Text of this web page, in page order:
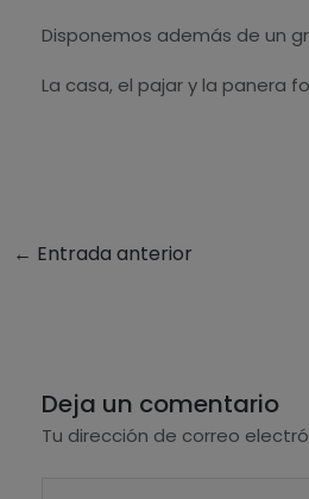
Disponemos además de un
La casa, el pajar y la panera
← Entrada anterior
Deja un comentario
Tu dirección de correo